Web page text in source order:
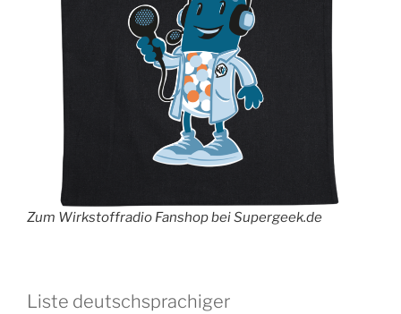
Zum Wirkstoffradio Fanshop bei Supergeek.de
Liste deutschsprachiger